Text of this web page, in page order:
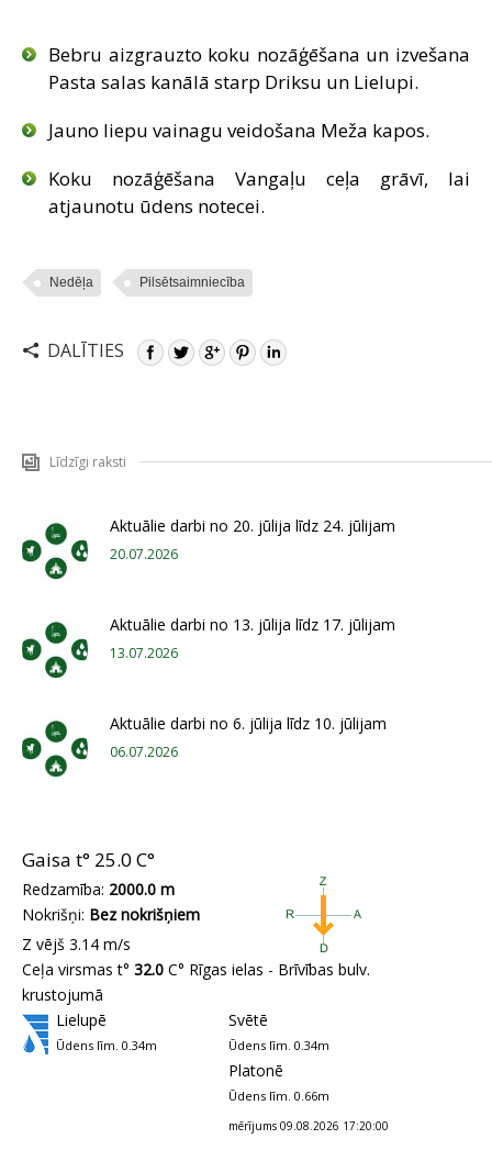
Bebru aizgrauzto koku nozāģēšana un izvešana
Pasta salas kanālā starp Driksu un Lielupi.
Jauno liepu vainagu veidošana Meža kapos.
Koku nozāģēšana Vangaļu ceļa grāvī, lai
atjaunotu ūdens notecei.
Nedēļa Pilsētsaimniecība
DALĪTIES
Līdzīgi raksti
Aktuālie darbi no 20. jūlija līdz 24. jūlijam
20.07.2026
Aktuālie darbi no 13. jūlija līdz 17. jūlijam
13.07.2026
Aktuālie darbi no 6. jūlija līdz 10. jūlijam
06.07.2026
Gaisa t° 25.0 C°
Redzamība: 2000.0 m
Nokrišņi: Bez nokrišņiem
Z vējš 3.14 m/s
Ceļa virsmas t° 32.0 C° Rīgas ielas - Brīvības bulv.
krustojumā
Lielupē
Ūdens līm. 0.34m
Svētē
Ūdens līm. 0.34m
Platonē
Ūdens līm. 0.66m
mērījums 09.08.2026 17:20:00